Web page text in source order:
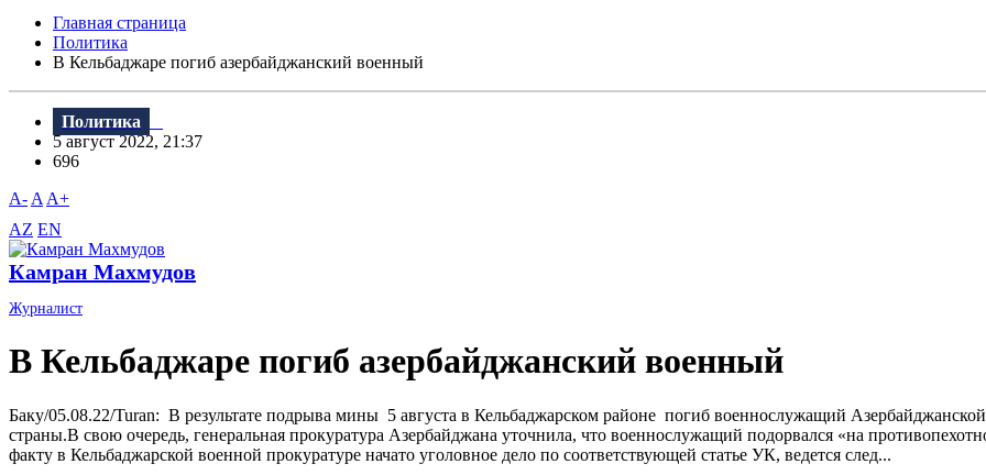
Главная страница
Политика
В Кельбаджаре погиб азербайджанский военный
Политика
5 август 2022, 21:37
696
A- A A+
AZ EN
Камран Махмудов
Журналист
В Кельбаджаре погиб азербайджанский военный
Баку/05.08.22/Turan: В результате подрыва мины 5 августа в Кельбаджарском районе погиб военнослужащий
страны.В свою очередь, генеральная прокуратура Азербайджана уточнила, что военнослужащий подорвался «на
факту в Кельбаджарской военной прокуратуре начато уголовное дело по соответствующей статье УК, ведется след...